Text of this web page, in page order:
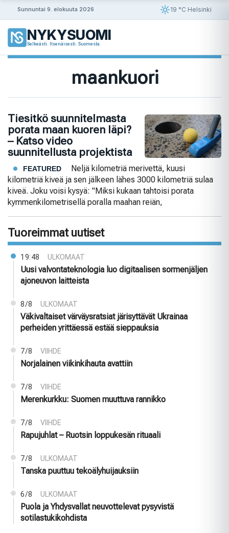
Sunnuntai 9. elokuuta 2026 19 °C Helsinki
NYKYSUOMI
Selkeästi. Itsenäisesti. Suomesta.
maankuori
Tiesitkö suunnitelmasta
porata maan kuoren läpi?
– Katso video
suunnitellusta projektista
FEATURED
Neljä kilometriä merivettä, kuusi
kilometriä kiveä ja sen jälkeen lähes 3000 kilometriä sulaa
kiveä. Joku voisi kysyä: "Miksi kukaan tahtoisi porata
kymmenkilometrisellä poralla maahan reiän,
Tuoreimmat uutiset
19:48 ULKOMAAT
Uusi valvontateknologia luo digitaalisen sormenjäljen
ajoneuvon laitteista
8/8 ULKOMAAT
Väkivaltaiset värväysratsiat järisyttävät Ukrainaa
perheiden yrittäessä estää sieppauksia
7/8 VIIHDE
Norjalainen viikinkihauta avattiin
7/8 VIIHDE
Merenkurkku: Suomen muuttuva rannikko
7/8 VIIHDE
Rapujuhlat – Ruotsin loppukesän rituaali
7/8 ULKOMAAT
Tanska puuttuu tekoälyhuijauksiin
6/8 ULKOMAAT
Puola ja Yhdysvallat neuvottelevat pysyvistä
sotilastukikohdista